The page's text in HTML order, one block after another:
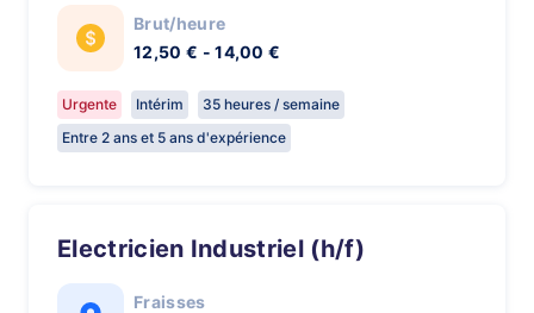
Brut/heure
12,50 € - 14,00 €
Urgente Intérim
35 heures / semaine
Entre 2 ans et 5 ans d'expérience
Electricien Industriel (h/f)
Fraisses